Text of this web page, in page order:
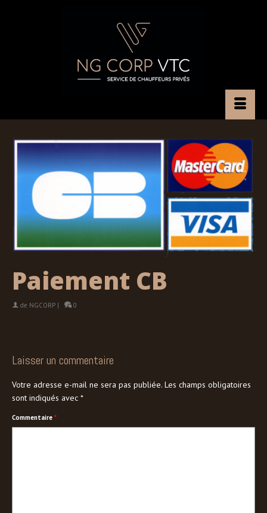
Paiement CB
de NGCORP | 0
Laisser un commentaire
Votre adresse e-mail ne sera pas publiée. Les champs obligatoires
sont indiqués avec *
Commentaire *